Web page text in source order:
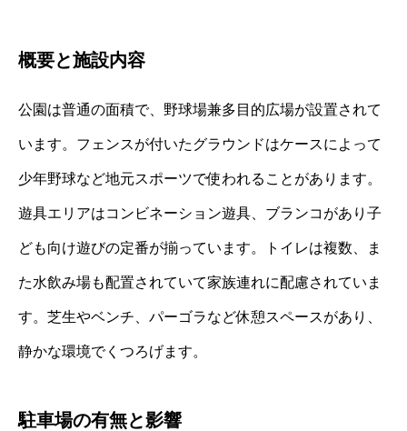
概要と施設内容
公園は普通の面積で、野球場兼多目的広場が設置されて
います。フェンスが付いたグラウンドはケースによって
少年野球など地元スポーツで使われることがあります。
遊具エリアはコンビネーション遊具、ブランコがあり子
ども向け遊びの定番が揃っています。トイレは複数、ま
た水飲み場も配置されていて家族連れに配慮されていま
す。芝生やベンチ、パーゴラなど休憩スペースがあり、
静かな環境でくつろげます。
駐車場の有無と影響